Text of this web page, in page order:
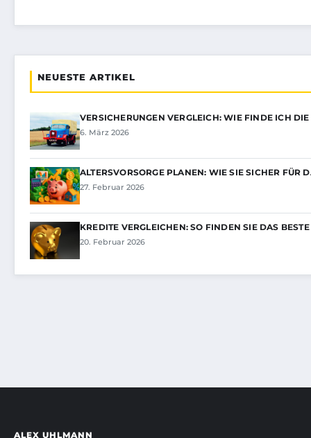
NEUESTE ARTIKEL
VERSICHERUNGEN VERGLEICH: WIE FINDE ICH
6. März 2026
ALTERSVORSORGE PLANEN: WIE SIE SICHER FÜR
27. Februar 2026
KREDITE VERGLEICHEN: SO FINDEN SIE DAS
20. Februar 2026
ALEX UHLMANN